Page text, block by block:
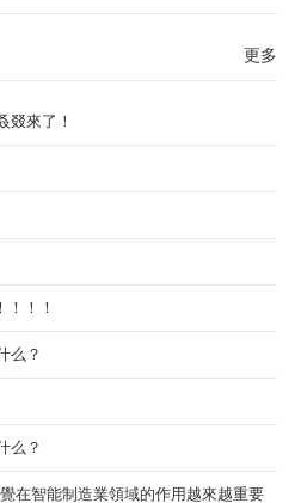
系統培訓
更多
叕來了！
！！！
么？
么？
在智能制造業領域的作用越來越重要